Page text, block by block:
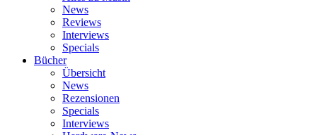
News
Reviews
Interviews
Specials
Bücher
Übersicht
News
Rezensionen
Specials
Interviews